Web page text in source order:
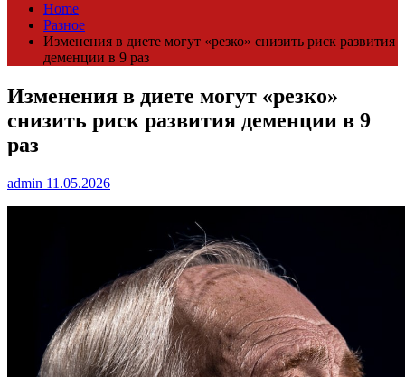
Home
Разное
Изменения в диете могут «резко» снизить риск развития
деменции в 9 раз
Изменения в диете могут «резко»
снизить риск развития деменции в 9
раз
admin 11.05.2026